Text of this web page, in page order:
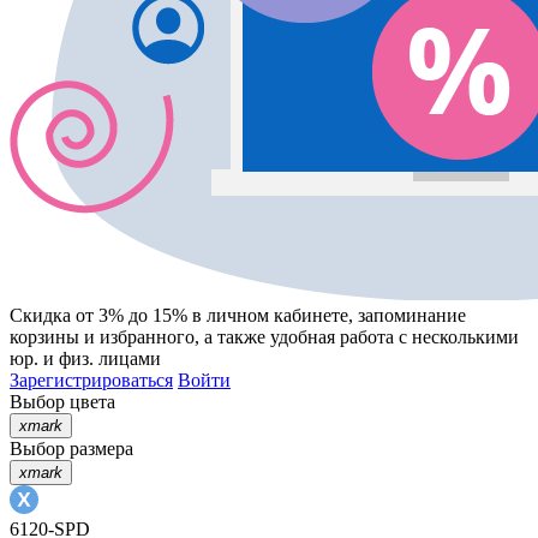
Скидка от 3% до 15% в личном кабинете, запоминание
корзины и избранного, а также удобная работа с несколькими
юр. и физ. лицами
Зарегистрироваться Войти
Выбор цвета
xmark
Выбор размера
xmark
6120-SPD